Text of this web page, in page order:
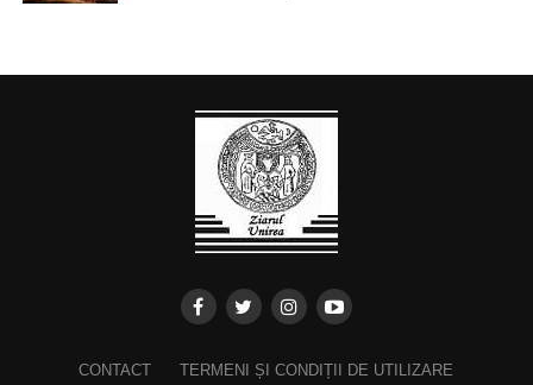
CONTACT TERMENI ȘI CONDIȚII DE UTILIZARE